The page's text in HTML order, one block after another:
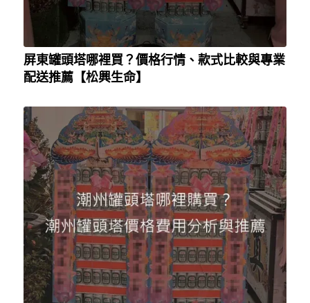
屏東罐頭塔哪裡買？價格行情、款式比較與專業
配送推薦【松興生命】